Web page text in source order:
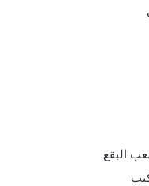
البقع